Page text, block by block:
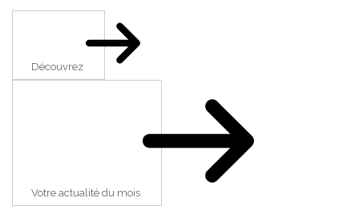
Découvrez
Votre actualité du mois